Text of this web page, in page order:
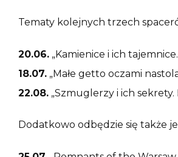
Tematy kolejnych trzech
20.06. „Kamienice i ich
18.07. „Małe getto oczami
22.08. „Szmuglerzy i ich
Dodatkowo odbędzie się także